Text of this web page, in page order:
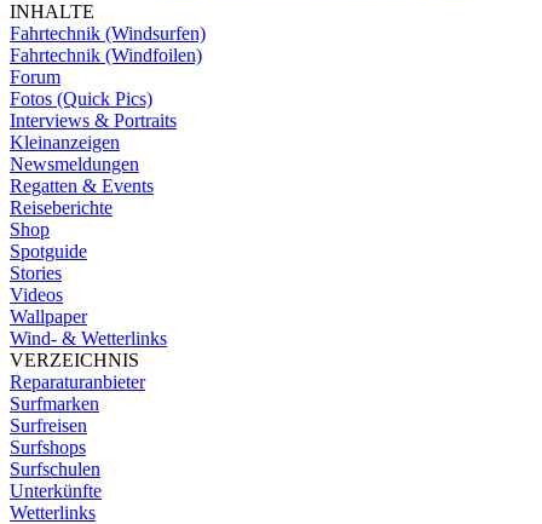
INHALTE
Fahrtechnik (Windsurfen)
Fahrtechnik (Windfoilen)
Forum
Fotos (Quick Pics)
Interviews & Portraits
Kleinanzeigen
Newsmeldungen
Regatten & Events
Reiseberichte
Shop
Spotguide
Stories
Videos
Wallpaper
Wind- & Wetterlinks
VERZEICHNIS
Reparaturanbieter
Surfmarken
Surfreisen
Surfshops
Surfschulen
Unterkünfte
Wetterlinks